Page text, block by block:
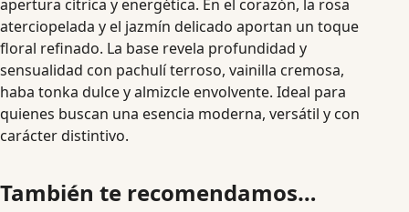
apertura cítrica y energética. En el corazón, la rosa
aterciopelada y el jazmín delicado aportan un toque
floral refinado. La base revela profundidad y
sensualidad con pachulí terroso, vainilla cremosa,
haba tonka dulce y almizcle envolvente. Ideal para
quienes buscan una esencia moderna, versátil y con
carácter distintivo.
También te recomendamos…